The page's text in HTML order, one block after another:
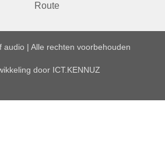
Route
audio | Alle rechten voorbehouden
door ICT.KENNUZ